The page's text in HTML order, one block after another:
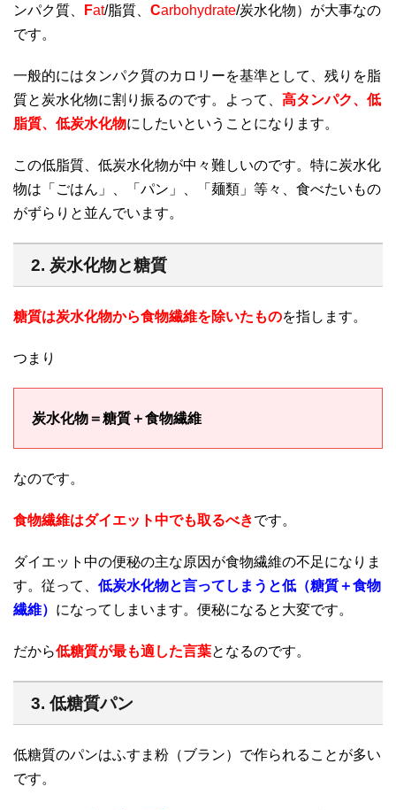
ンパク質、
Fat/脂質、 Carbohydrate/炭水化物）が大事なの
です。
一般的にはタンパク質のカロリーを基準として、残りを脂
質と炭水化物に割り振るのです。よって、 高タンパク、低
脂質、低炭水化物にしたいということになります。
この低脂質、低炭水化物が中々難しいのです。特に炭水化
物は「ごはん」、「パン」、「麺類」等々、食べたいもの
がずらりと並んでいます。
2. 炭水化物と糖質
糖質は炭水化物から食物繊維を除いたものを指します。
つまり
炭水化物＝糖質＋食物繊維
なのです。
食物繊維はダイエット中でも取るべきです。
ダイエット中の便秘の主な原因が食物繊維の不足になりま
す。従って、 低炭水化物と言ってしまうと低（糖質＋食物
繊維） になってしまいます。便秘になると大変です。
だから低糖質が最も適した言葉となるのです。
3. 低糖質パン
低糖質のパンはふすま粉（ブラン）で作られることが多い
です。